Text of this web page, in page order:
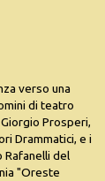
verso una
di teatro
Prosperi,
Drammatici, e i
Rafanelli del
"Oreste